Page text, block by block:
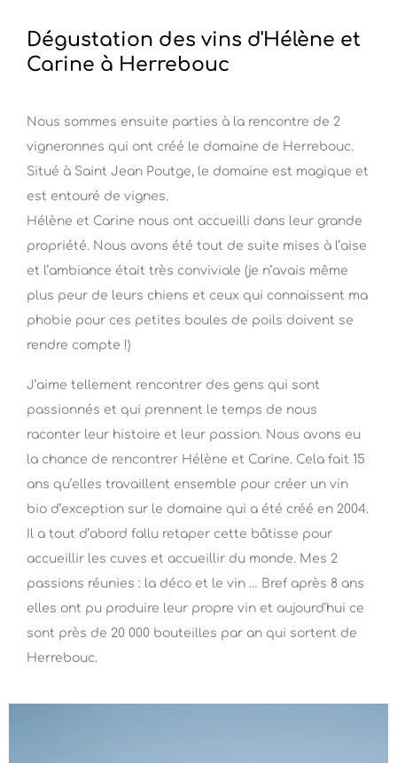
Dégustation des vins d'Hélène et
Carine à Herrebouc
Nous sommes ensuite parties à la rencontre de 2
vigneronnes qui ont créé le domaine de Herrebouc.
Situé à Saint Jean Poutge, le domaine est magique et
est entouré de vignes.
Hélène et Carine nous ont accueilli dans leur grande
propriété. Nous avons été tout de suite mises à l’aise
et l’ambiance était très conviviale (je n’avais même
plus peur de leurs chiens et ceux qui connaissent ma
phobie pour ces petites boules de poils doivent se
rendre compte !)
J’aime tellement rencontrer des gens qui sont
passionnés et qui prennent le temps de nous
raconter leur histoire et leur passion. Nous avons eu
la chance de rencontrer Hélène et Carine. Cela fait 15
ans qu’elles travaillent ensemble pour créer un vin
bio d’exception sur le domaine qui a été créé en 2004.
Il a tout d’abord fallu retaper cette bâtisse pour
accueillir les cuves et accueillir du monde. Mes 2
passions réunies : la déco et le vin … Bref après 8 ans
elles ont pu produire leur propre vin et aujourd’hui ce
sont près de 20 000 bouteilles par an qui sortent de
Herrebouc.